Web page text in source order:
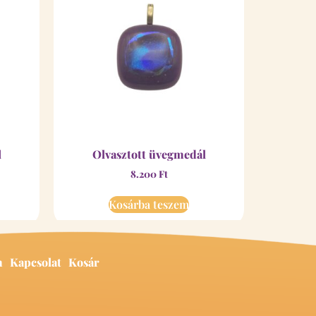
Olvasztott üvegmedál
8.200Ft
Kosárba teszem
Kapcsolat Kosár